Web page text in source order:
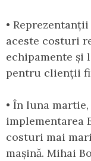
•
aceste costuri
echipamente
pentru clienții
• În luna
implementarea
costuri mai
mașină. Mihai